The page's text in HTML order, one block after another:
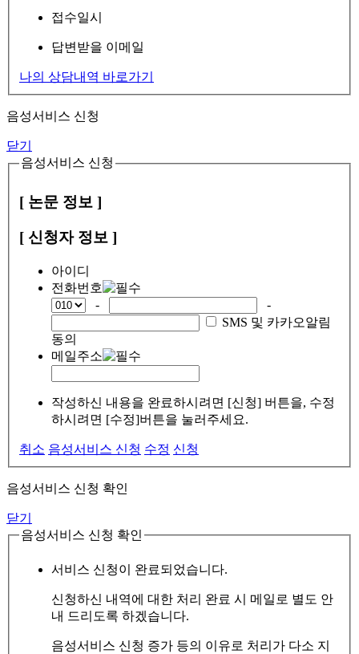
접수일시
답변받을 이메일
나의 상담내역 바로가기
음성서비스 신청
닫기
음성서비스 신청
[ 논문 정보 ]
[ 신청자 정보 ]
아이디
전화번호
-
-
SMS 및 카카오알림
동의
메일주소
작성하신 내용을 완료하시려면 [신청] 버튼을, 수정
하시려면 [수정]버튼을 눌러주세요.
취소 음성서비스 신청 수정 신청
음성서비스 신청 확인
닫기
음성서비스 신청 확인
서비스 신청이 완료되었습니다.
신청하신 내역에 대한 처리 완료 시 메일로 별도 안
내 드리도록 하겠습니다.
음성서비스 신청 증가 등의 이유로 처리가 다소 지